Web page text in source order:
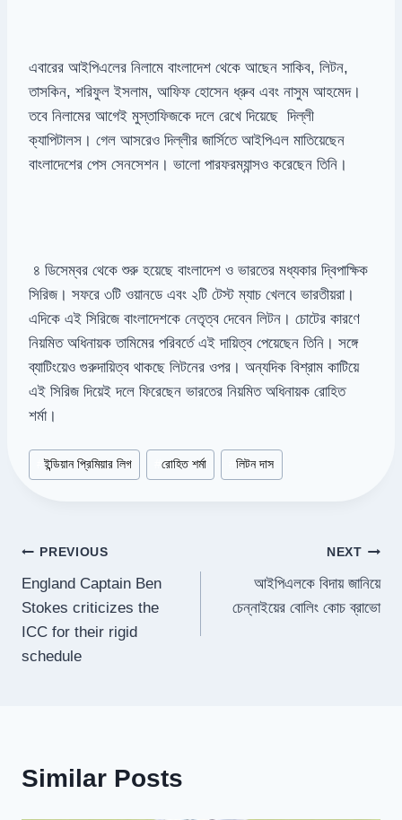
এবারের আইপিএলের নিলামে বাংলাদেশ থেকে আছেন সাকিব, লিটন,
তাসকিন, শরিফুল ইসলাম, আফিফ হোসেন ধ্রুব এবং নাসুম আহমেদ।
তবে নিলামের আগেই মুস্তাফিজকে দলে রেখে দিয়েছে দিল্লী
ক্যাপিটালস। গেল আসরেও দিল্লীর জার্সিতে আইপিএল মাতিয়েছেন
বাংলাদেশের পেস সেনসেশন। ভালো পারফরম্যান্সও করেছেন তিনি।
৪ ডিসেম্বর থেকে শুরু হয়েছে বাংলাদেশ ও ভারতের মধ্যকার দ্বিপাক্ষিক
সিরিজ। সফরে ৩টি ওয়ানডে এবং ২টি টেস্ট ম্যাচ খেলবে ভারতীয়রা।
এদিকে এই সিরিজে বাংলাদেশকে নেতৃত্ব দেবেন লিটন। চোটের কারণে
নিয়মিত অধিনায়ক তামিমের পরিবর্তে এই দায়িত্ব পেয়েছেন তিনি। সঙ্গে
ব্যাটিংয়েও গুরুদায়িত্ব থাকছে লিটনের ওপর। অন্যদিক বিশ্রাম কাটিয়ে
এই সিরিজ দিয়েই দলে ফিরেছেন ভারতের নিয়মিত অধিনায়ক রোহিত
শর্মা।
Post
Tags:
#ইন্ডিয়ান প্রিমিয়ার লিগ #রোহিত শর্মা #লিটন দাস
Post
navigation
PREVIOUS
England Captain Ben
Stokes criticizes the
ICC for their rigid
schedule
NEXT
আইপিএলকে বিদায় জানিয়ে
চেন্নাইয়ের বোলিং কোচ ব্রাভো
Similar Posts